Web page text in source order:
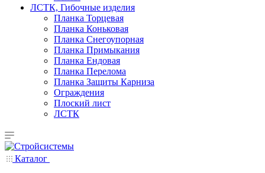
ЛСТК, Гибочные изделия
Планка Торцевая
Планка Коньковая
Планка Снегоупорная
Планка Примыкания
Планка Ендовая
Планка Перелома
Планка Защиты Карниза
Ограждения
Плоский лист
ЛСТК
Каталог